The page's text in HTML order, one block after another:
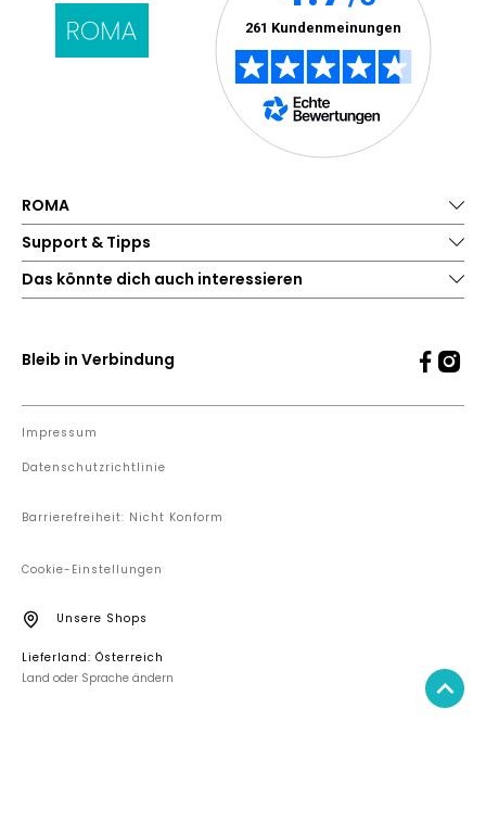
ROMA
Support & Tipps
Das könnte dich auch interessieren
Bleib in Verbindung
Impressum
Datenschutzrichtlinie
Barrierefreiheit: Nicht Konform
Cookie-Einstellungen
Unsere Shops
Lieferland: Österreich
Land oder Sprache ändern